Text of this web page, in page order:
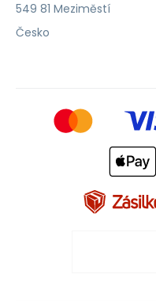
549 81 Meziměstí
Česko